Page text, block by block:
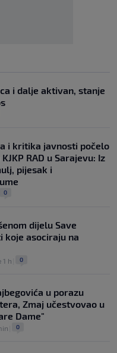
i dalje aktivan, stanje
i kritika javnosti počelo
RAD u Sarajevu: Iz
pijesak i
0
dijelu Save
koje asociraju na
1 h 0
u porazu
Zmaj učestvovao u
Dame"
0